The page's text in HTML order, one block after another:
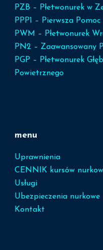
PZB – Płetwonurek w
PPP1 – Pierwsza
PWM – Płetwonurek
PN2 – Zaawansowany
PGP – Płetwonurek
Powietrznego
menu
Uprawnienia
CENNIK kursów
Usługi
Ubezpieczenia nurkowe
Kontakt